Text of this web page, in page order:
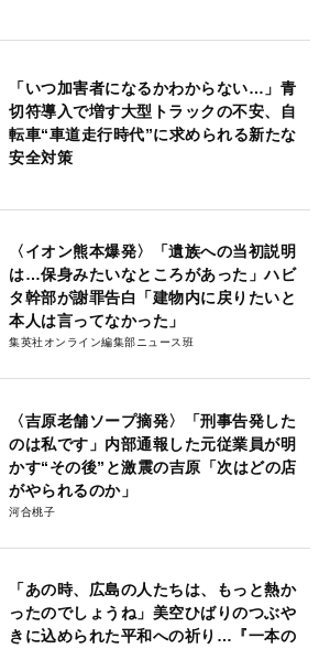
「いつ加害者になるかわからない…」青
切符導入で増す大型トラックの不安、自
転車“車道走行時代”に求められる新たな
安全対策
〈イオン熊本爆発〉「遺族への当初説明
は…保身みたいなところがあった」ハビ
タ幹部が謝罪告白「建物内に戻りたいと
本人は言ってなかった」
集英社オンライン編集部ニュース班
〈吉原老舗ソープ摘発〉「刑事告発した
のは私です」内部通報した元従業員が明
かす“その後”と激震の吉原「次はどの店
がやられるのか」
河合桃子
「あの時、広島の人たちは、もっと熱か
ったのでしょうね」美空ひばりのつぶや
きに込められた平和への祈り…『一本の